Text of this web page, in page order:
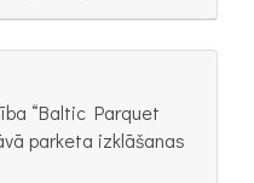
“Baltic Parquet
parketa izklāšanas